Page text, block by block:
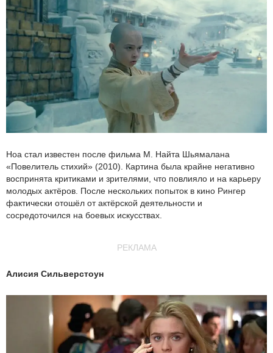
Ноа стал известен после фильма М. Найта Шьямалана
«Повелитель стихий» (2010). Картина была крайне негативно
воспринята критиками и зрителями, что повлияло и на карьеру
молодых актёров. После нескольких попыток в кино Рингер
фактически отошёл от актёрской деятельности и
сосредоточился на боевых искусствах.
РЕКЛАМА
Алисия Сильверстоун